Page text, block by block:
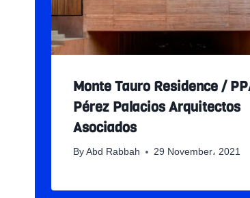
Monte Tauro Residence /
Pérez Palacios Arquitectos
Asociados
By Abd Rabbah 29 November، 2021